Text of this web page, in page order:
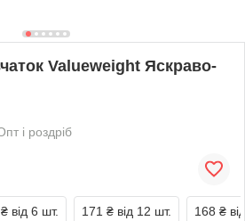
Valueweight Яскраво-
і роздріб
від 6 шт. 171 ₴ від 12 шт. 168 ₴